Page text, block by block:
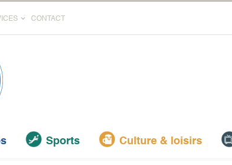
CONTACT
Sports Culture & loisirs